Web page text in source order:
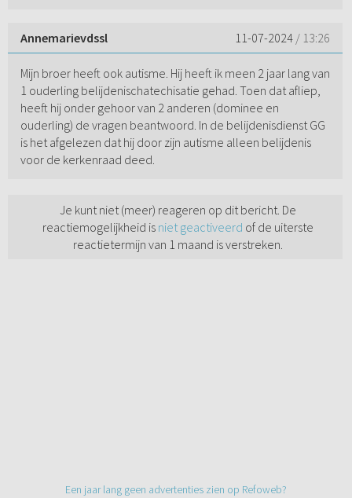
Annemarievdssl 11-07-2024 / 13:26
Mijn broer heeft ook autisme. Hij heeft ik meen 2 jaar lang van
1 ouderling belijdenischatechisatie gehad. Toen dat afliep,
heeft hij onder gehoor van 2 anderen (dominee en
ouderling) de vragen beantwoord. In de belijdenisdienst GG
is het afgelezen dat hij door zijn autisme alleen belijdenis
voor de kerkenraad deed.
Je kunt niet (meer) reageren op dit bericht. De
reactiemogelijkheid is niet geactiveerd of de uiterste
reactietermijn van 1 maand is verstreken.
Een jaar lang geen advertenties zien op Refoweb?